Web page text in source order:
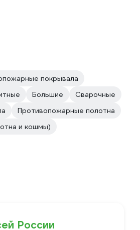
покрывала
Большие
Сварочные
Противопожарные полотна
и кошмы)
России